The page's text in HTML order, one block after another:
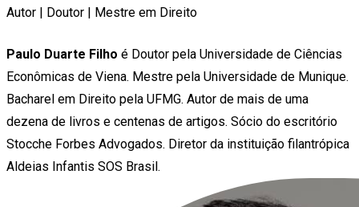
Autor | Doutor | Mestre em Direito
Paulo Duarte Filho é Doutor pela Universidade de Ciências
Econômicas de Viena. Mestre pela Universidade de Munique.
Bacharel em Direito pela UFMG. Autor de mais de uma
dezena de livros e centenas de artigos. Sócio do escritório
Stocche Forbes Advogados. Diretor da instituição filantrópica
Aldeias Infantis SOS Brasil.